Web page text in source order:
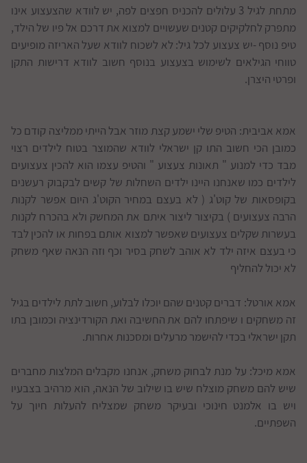
מתחת לגיל 3 עלולים להכניס חפצים לפה, יש לוודא שהצעצוע אינו
מתפרק לחלקיקים קטנים שעשויים למצוא את דרכם אל פיו של הילד,
טיפ נוסף -יש צעצוע לכל גיל: לא לשכוח לוודא שעל האריזה מופיעים
טווחי הגילאים לשימוש בצעצוע בנוסף חשוב לוודא דרישות התקן
ופרטי היצרן.
אמא אביבית: הטיפ שלי ישמע קצת מוזר אבל הייתי ממליצה קודם כל
כמובן הכי חשוב התו קן ישראלי לוודא שהמוצר בטוח לילדים רצוי
מבד כדי למנוע " תאונות צעצוע " והטיפ עצמו הוא להכין צעצועים
לילדים כמו שאנחנו היינו ילדים השחלות של קשים לבקבוק רעשנים
בקופסאות של קוט'ג ( לא בעצם במחיר הקוט'ג היום אפשר לקנות
הרבה צעצועים ) בקיצור ליצור איתם את המחשק ולא בהכרח לקנות
בעשרות שקלים צעצועים שאפשר למצוא אותם בפחות או להכין לבד
כי בעצם איזה ילד לא אוהב לשחק בסיר וכף וזה הנאה שאף משחק
לא יכול להחליף
אמא אורטל: דברים קטנים שהם יוכלו לבלוע, חשוב לתת לילדים בגיל
זה משחקים ו שיפתחו להם את החשיבה ואת הקורדינציה וכמובן בתו
תקן ישראלי בכדי להישמר מרעלים ומסכנות אחרות.
אמא מיכל: על מנת לבחוק משחק, אנחנו מקבלים המלצות מחברים
שיש להם משחק מוצלח שיש בו שילוב של הנאה, הוא מרהיב בצבעיו
ויש בו אלמנט חינוכי ובעיקר משחק שמצליח להעלות חיוך על
השפתיים.